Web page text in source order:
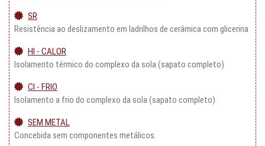
SR
Resistência ao deslizamento em ladrilhos de cerâmica com glicerina
HI - CALOR
Isolamento térmico do complexo da sola (sapato completo)
CI - FRIO
Isolamento a frio do complexo da sola (sapato completo)
SEM METAL
Concebida sem componentes metálicos.